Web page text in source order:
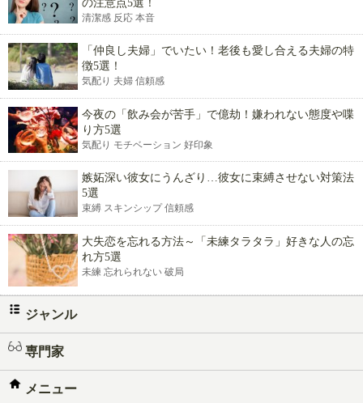
の注意点5選！
清潔感 反応 本音
「仲良し夫婦」でいたい！老後も愛し合える夫婦の特
徴5選！
気配り 夫婦 信頼感
今夜の「飲み会が苦手」で億劫！嫌われない態度や喋
り方5選
気配り モチベーション 好印象
嫉妬深い彼女にうんざり…彼女に束縛させない対策法
5選
束縛 スキンシップ 信頼感
大失恋を忘れる方法～「未練タラタラ」好きな人の忘
れ方5選
未練 忘れられない 破局
ジャンル
専門家
メニュー